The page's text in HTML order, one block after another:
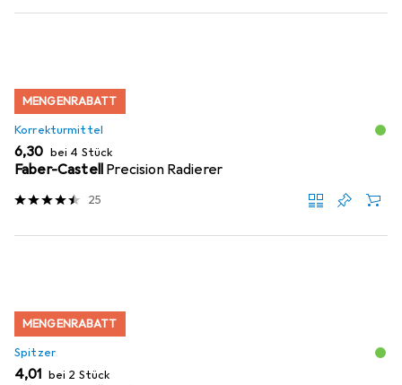
MENGENRABATT
Korrekturmittel
EUR
6,30 bei 4 Stück
Faber-Castell Precision Radierer
25
MENGENRABATT
Spitzer
EUR
4,01 bei 2 Stück